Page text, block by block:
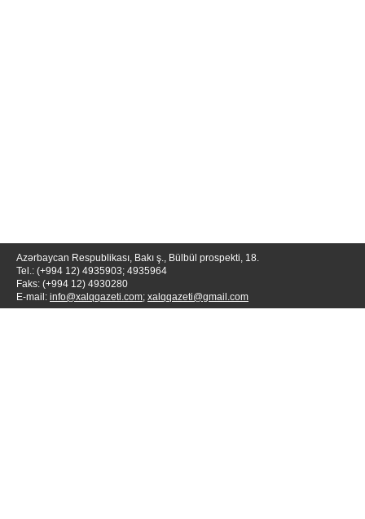
Azərbaycan Respublikası, Bakı ş., Bülbül prospekti, 18.
Tel.: (+994 12) 4935903; 4935964
Faks: (+994 12) 4930280
E-mail: info@xalqqazeti.com; xalqqazeti@gmail.com